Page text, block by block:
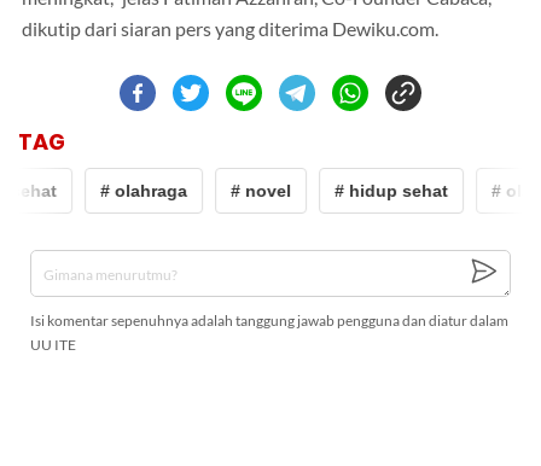
dikutip dari siaran pers yang diterima Dewiku.com.
TAG
sehat # olahraga # novel # hidup sehat #
Isi komentar sepenuhnya adalah tanggung jawab pengguna dan diatur dalam
UU ITE